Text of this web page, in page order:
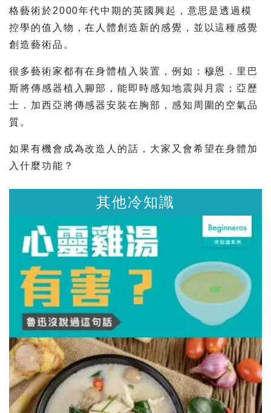
格藝術於2000年代中期的英國興起，意思是透過模
控學的值入物，在人體創造新的感覺，並以這種感覺
創造藝術品。
很多藝術家都有在身體植入裝置，例如：穆恩．里巴
斯將傳感器植入腳部，能即時感知地震與月震；亞歷
士．加西亞將傳感器安裝在胸部，感知周圍的空氣品
質。
如果有機會成為改造人的話，大家又會希望在身體加
入什麼功能？
其他冷知識